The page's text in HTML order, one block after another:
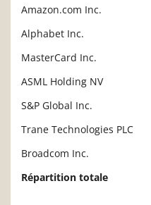
Amazon.com Inc.
Alphabet Inc.
MasterCard Inc.
ASML Holding NV
S&P Global Inc.
Trane Technologies PLC
Broadcom Inc.
Répartition totale